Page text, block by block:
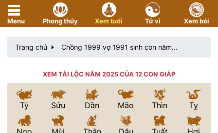
Menu Phong thủy Xem tuổi Tử vi Xem bói
Trang chủ Chồng 1999 vợ 1991 sinh con năm...
XEM TÀI LỘC NĂM 2025 CỦA 12 CON GIÁP
Tý Sửu Dần Mão Thìn Tỵ